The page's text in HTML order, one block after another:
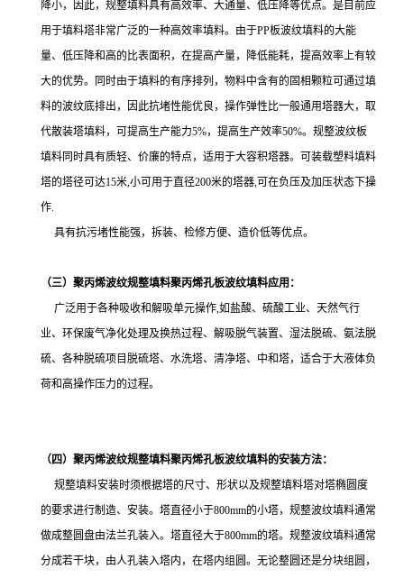
降小，因此，规整填料具有高效率、大通量、低压降等优点。是目前应
用于填料塔非常广泛的一种高效率填料。由于PP板波纹填料的大能
量、低压降和高的比表面积，在提高产量，降低能耗，提高效率上有较
大的优势。同时由于填料的有序排列，物料中含有的固相颗粒可通过填
料的波纹底排出，因此抗堵性能优良，操作弹性比一般通用塔器大，取
代散装塔填料，可提高生产能力5%，提高生产效率50%。规整波纹板
填料同时具有质轻、价廉的特点，适用于大容积塔器。 可装载塑料填料
塔的塔径可达15米,小可用于直径200米的塔器,可在负压及加压状态下操
作.
具有抗污堵性能强，拆装、检修方便、造价低等优点。
（三）聚丙烯波纹规整填料聚丙烯孔板波纹填料应用：
广泛用于各种吸收和解吸单元操作,如盐酸、硫酸工业、天然气行
业、环保废气净化处理及换热过程、解吸脱气装置、 湿法脱硫、氨法脱
硫、各种脱硫项目脱硫塔、 水洗塔、清净塔、中和塔， 适合于大液体负
荷和高操作压力的过程。
（四）聚丙烯波纹规整填料聚丙烯孔板波纹填料的安装方法：
规整填料安装时须根据塔的尺寸、形状以及规整填料塔对塔椭圆度
的要求进行制造、安装。塔直径小于800mm的小塔，规整波纹填料通常
做成整圆盘由法兰孔装入。塔直径大于800mm的塔。规整波纹填料通常
分成若干块，由人孔装入塔内，在塔内组圆。无论整圆还是分块组圆，